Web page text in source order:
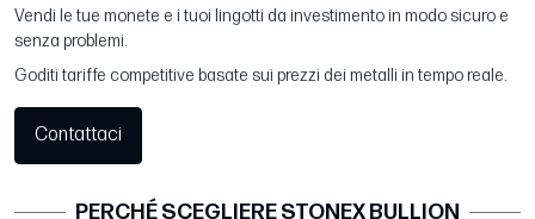
Vendi le tue monete e i tuoi lingotti da investimento in modo sicuro e
senza problemi.
Goditi tariffe competitive basate sui prezzi dei metalli in tempo reale.
Contattaci
PERCHÉ SCEGLIERE STONEX BULLION